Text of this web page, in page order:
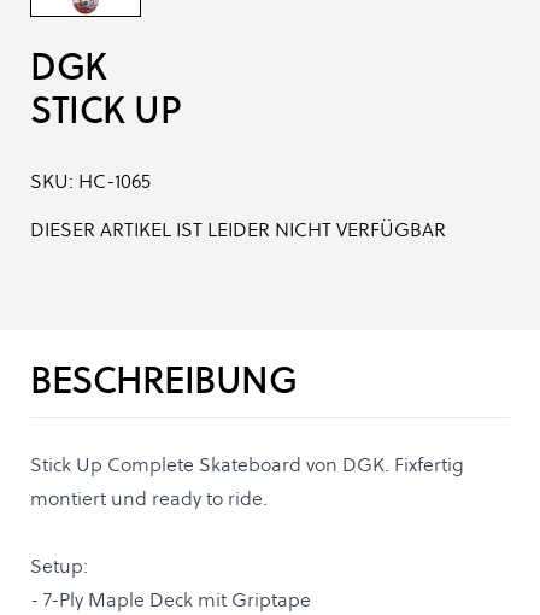
DGK
STICK UP
SKU: HC-1065
DIESER ARTIKEL IST LEIDER NICHT VERFÜGBAR
BESCHREIBUNG
Stick Up Complete Skateboard von DGK. Fixfertig
montiert und ready to ride.
Setup:
- 7-Ply Maple Deck mit Griptape